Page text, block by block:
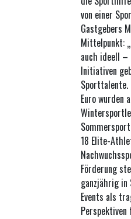
von einer
Gastgebers
Mittelpunkt:
auch ideell –
Initiativen
Sporttalente.
Euro wurden
18 Elite-
Förderung
ganzjährig in
Events als